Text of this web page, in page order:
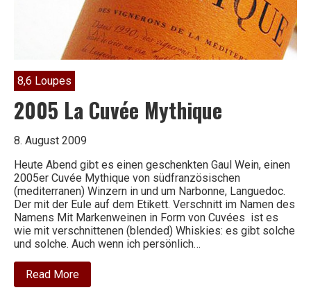
8,6 Loupes
2005 La Cuvée Mythique
8. August 2009
Heute Abend gibt es einen geschenkten Gaul Wein, einen
2005er Cuvée Mythique von südfranzösischen
(mediterranen) Winzern in und um Narbonne, Languedoc.
Der mit der Eule auf dem Etikett. Verschnitt im Namen des
Namens Mit Markenweinen in Form von Cuvées ist es
wie mit verschnittenen (blended) Whiskies: es gibt solche
und solche. Auch wenn ich persönlich…
Read Moreabout
2005